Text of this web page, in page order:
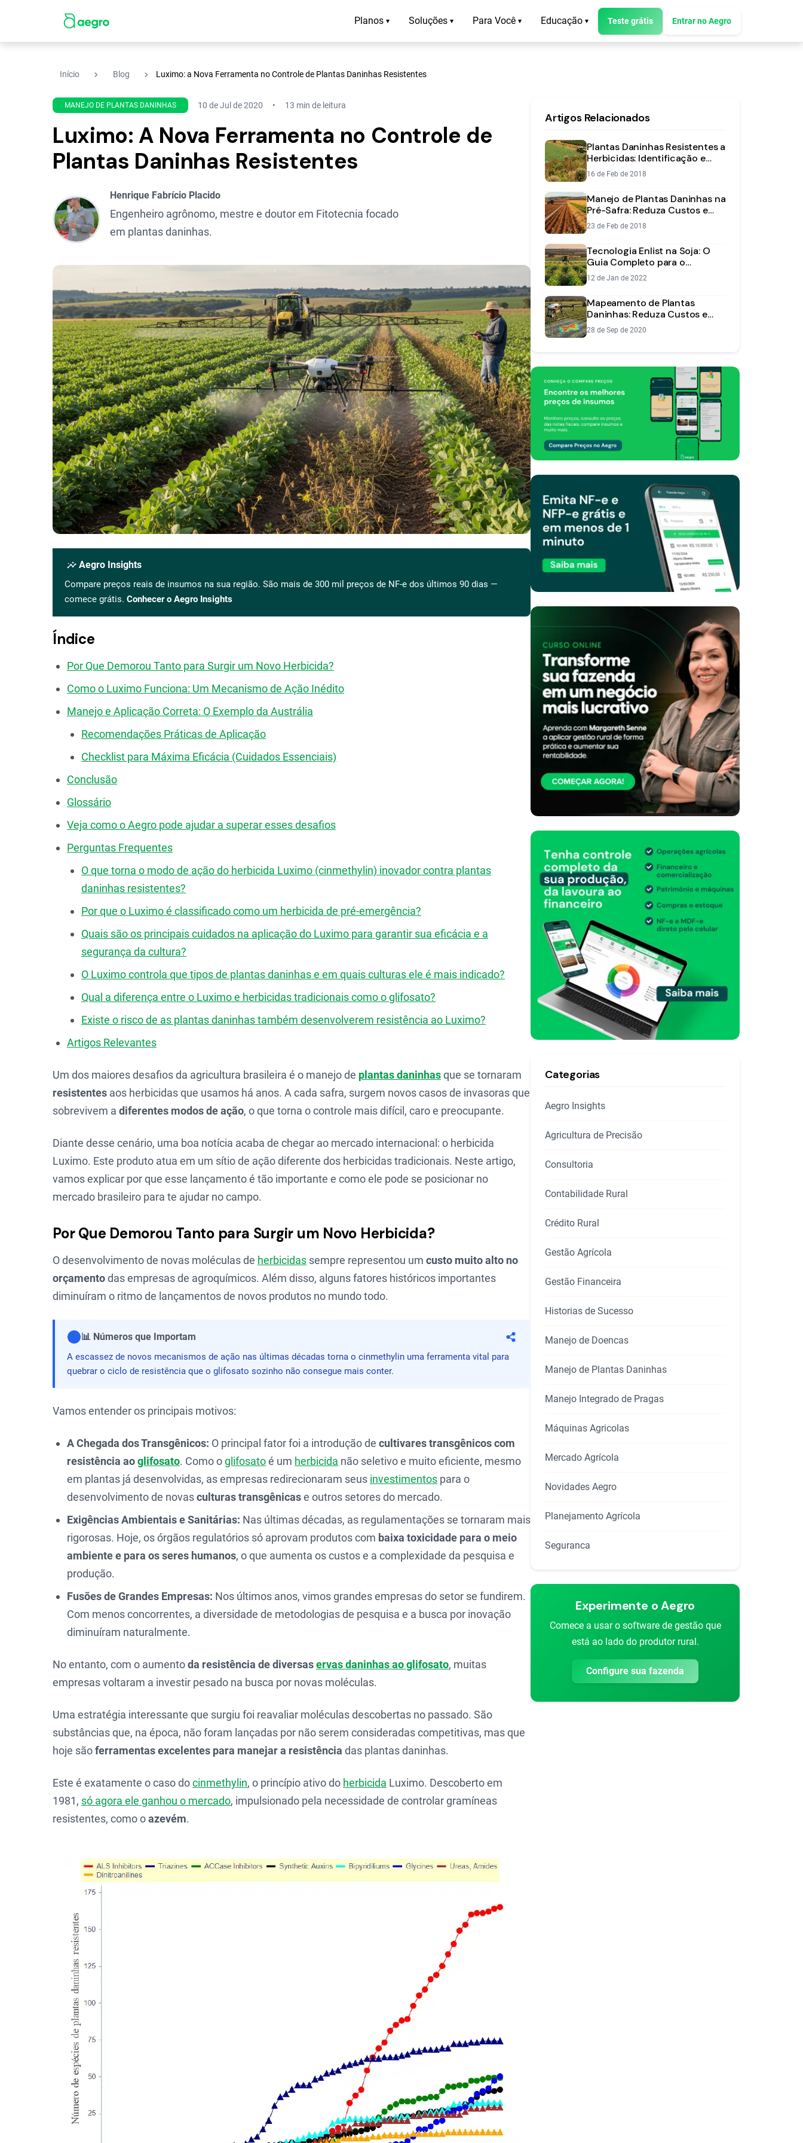
Planos ▾ Soluções ▾ Para Você ▾ Educação ▾ Teste grátis Entrar no Aegro
Início navigate_next Blog navigate_next Luximo: a Nova Ferramenta no Controle de Plantas Daninhas Resistentes
MANEJO DE PLANTAS DANINHAS 10 de Jul de 2020 13 min de leitura
Luximo: A Nova Ferramenta no Controle de
Plantas Daninhas Resistentes
Henrique Fabrício Placido
Engenheiro agrônomo, mestre e doutor em Fitotecnia focado
em plantas daninhas.
insights Aegro Insights
Compare preços reais de insumos na sua região. São mais de 300 mil preços de NF-e dos últimos 90 dias —
comece grátis. Conhecer o Aegro Insights
Índice
Por Que Demorou Tanto para Surgir um Novo Herbicida?
Como o Luximo Funciona: Um Mecanismo de Ação Inédito
Manejo e Aplicação Correta: O Exemplo da Austrália
Recomendações Práticas de Aplicação
Checklist para Máxima Eficácia (Cuidados Essenciais)
Conclusão
Glossário
Veja como o Aegro pode ajudar a superar esses desafios
Perguntas Frequentes
O que torna o modo de ação do herbicida Luximo (cinmethylin) inovador contra plantas
daninhas resistentes?
Por que o Luximo é classificado como um herbicida de pré-emergência?
Quais são os principais cuidados na aplicação do Luximo para garantir sua eficácia e a
segurança da cultura?
O Luximo controla que tipos de plantas daninhas e em quais culturas ele é mais indicado?
Qual a diferença entre o Luximo e herbicidas tradicionais como o glifosato?
Existe o risco de as plantas daninhas também desenvolverem resistência ao Luximo?
Artigos Relevantes
Um dos maiores desafios da agricultura brasileira é o manejo de plantas daninhasque se tornaram
resistentes aos herbicidas que usamos há anos. A cada safra, surgem novos casos de invasoras que
sobrevivem a diferentes modos de ação, o que torna o controle mais difícil, caro e preocupante.
Diante desse cenário, uma boa notícia acaba de chegar ao mercado internacional: o herbicida
Luximo. Este produto atua em um sítio de ação diferente dos herbicidas tradicionais. Neste artigo,
vamos explicar por que esse lançamento é tão importante e como ele pode se posicionar no
mercado brasileiro para te ajudar no campo.
Por Que Demorou Tanto para Surgir um Novo Herbicida?
O desenvolvimento de novas moléculas de herbicidas sempre representou um custo muito alto no
orçamentodas empresas de agroquímicos. Além disso, alguns fatores históricos importantes
diminuíram o ritmo de lançamentos de novos produtos no mundo todo.
📊 Números que Importam
Compartilhar
A escassez de novos mecanismos de ação nas últimas décadas torna o cinmethylin uma ferramenta vital para
quebrar o ciclo de resistência que o glifosato sozinho não consegue mais conter.
Vamos entender os principais motivos:
A Chegada dos Transgênicos: O principal fator foi a introdução de cultivares transgênicos com
resistência aoglifosato. Como oglifosatoé um herbicida não seletivo e muito eficiente, mesmo
em plantas já desenvolvidas, as empresas redirecionaram seus investimentos para o
desenvolvimento de novasculturas transgênicase outros setores do mercado.
Exigências Ambientais e Sanitárias: Nas últimas décadas, as regulamentações se tornaram mais
rigorosas. Hoje, os órgãos regulatórios só aprovam produtos com baixa toxicidade para o meio
ambiente e para os seres humanos, o que aumenta os custos e a complexidade da pesquisa e
produção.
Fusões de Grandes Empresas: Nos últimos anos, vimos grandes empresas do setor se fundirem.
Com menos concorrentes, a diversidade de metodologias de pesquisa e a busca por inovação
diminuíram naturalmente.
No entanto, com o aumentoda resistência de diversaservas daninhas ao glifosato, muitas
empresas voltaram a investir pesado na busca por novas moléculas.
Uma estratégia interessante que surgiu foi reavaliar moléculas descobertas no passado. São
substâncias que, na época, não foram lançadas por não serem consideradas competitivas, mas que
hoje sãoferramentas excelentes para manejar a resistência das plantas daninhas.
Este é exatamente o caso docinmethylin, o princípio ativo do herbicida Luximo. Descoberto em
1981, só agora ele ganhou o mercado, impulsionado pela necessidade de controlar gramíneas
resistentes, como oazevém.
Artigos Relacionados
Plantas Daninhas Resistentes a
Herbicidas: Identificação e
Manejo
16 de Feb de 2018
Manejo de Plantas Daninhas na
Pré-Safra: Reduza Custos e
Vença a Resistência
23 de Feb de 2018
Tecnologia Enlist na Soja: O
Guia Completo para o
Produtor
12 de Jan de 2022
Mapeamento de Plantas
Daninhas: Reduza Custos e
Aumente Eficiência
28 de Sep de 2020
Categorias
Aegro Insights
Agricultura de Precisão
Consultoria
Contabilidade Rural
Crédito Rural
Gestão Agrícola
Gestão Financeira
Historias de Sucesso
Manejo de Doencas
Manejo de Plantas Daninhas
Manejo Integrado de Pragas
Máquinas Agricolas
Mercado Agrícola
Novidades Aegro
Planejamento Agrícola
Seguranca
Experimente o Aegro
Comece a usar o software de gestão que
está ao lado do produtor rural.
Configure sua fazenda